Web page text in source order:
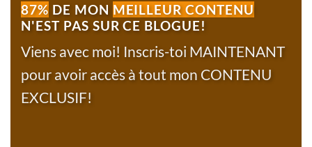
87%DE MON MEILLEUR CONTENU
N'EST PAS SUR CE BLOGUE!
Viens avec moi! Inscris-toi MAINTENANT
pour avoir accès à tout mon CONTENU
EXCLUSIF!